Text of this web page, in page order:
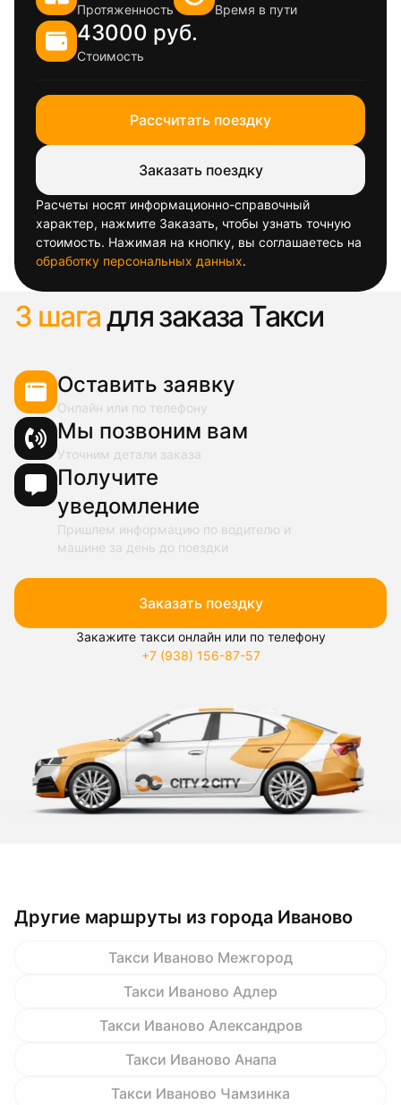
Протяженность Время в пути
43000 руб.
Стоимость
Рассчитать поездку
Заказать поездку
Расчеты носят информационно-справочный
характер, нажмите Заказать, чтобы узнать точную
стоимость. Нажимая на кнопку, вы соглашаетесь на
обработку персональных данных.
3 шагадля заказа Такси
Оставить заявку
Онлайн или по телефону
Мы позвоним вам
Уточним детали заказа
Получите
уведомление
Пришлем информацию по водителю и
машине за день до поездки
Заказать поездку
Закажите такси онлайн или по телефону
+7 (938) 156-87-57
Другие маршруты из города Иваново
Такси Иваново Межгород
Такси Иваново Адлер
Такси Иваново Александров
Такси Иваново Анапа
Такси Иваново Чамзинка